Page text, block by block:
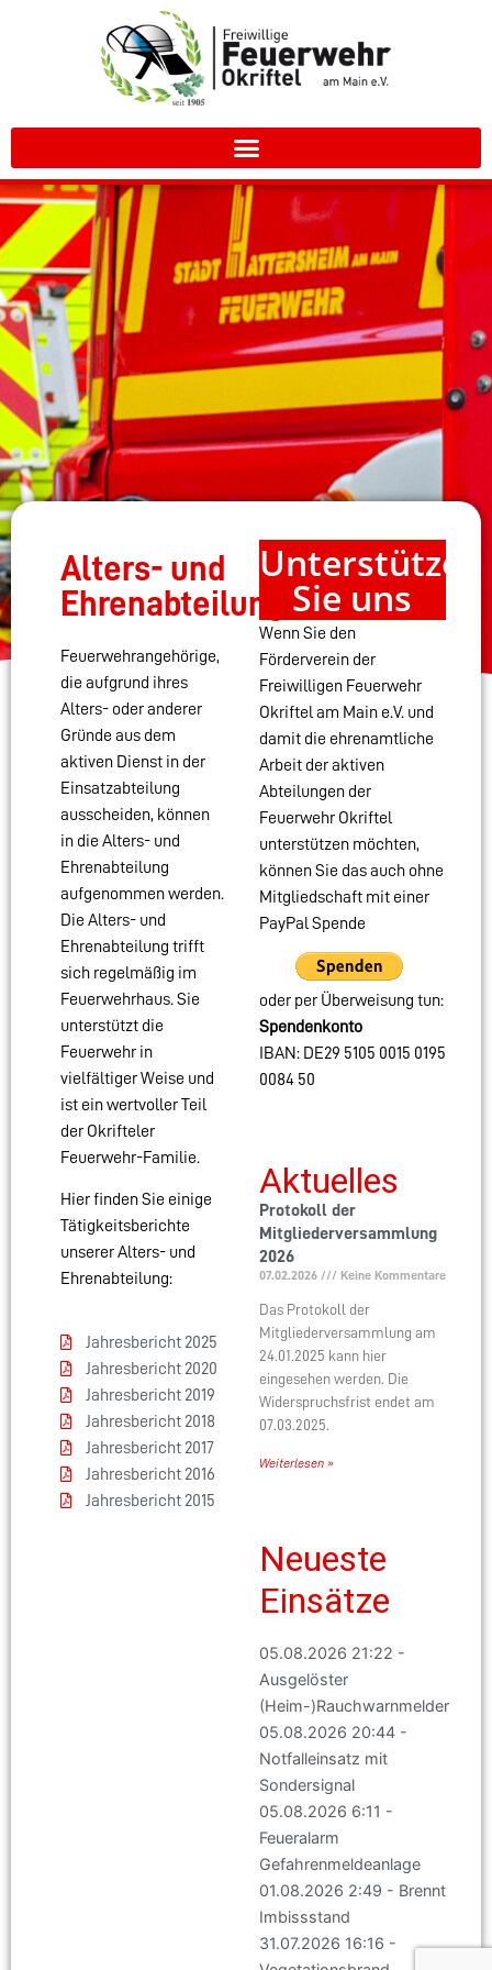
Alters- und
Ehrenabteilung
Feuerwehrangehörige,
die aufgrund ihres
Alters- oder anderer
Gründe aus dem
aktiven Dienst in der
Einsatzabteilung
ausscheiden, können
in die Alters- und
Ehrenabteilung
aufgenommen werden.
Die Alters- und
Ehrenabteilung trifft
sich regelmäßig im
Feuerwehrhaus. Sie
unterstützt die
Feuerwehr in
vielfältiger Weise und
ist ein wertvoller Teil
der Okrifteler
Feuerwehr-Familie.
Hier finden Sie einige
Tätigkeitsberichte
unserer Alters- und
Ehrenabteilung:
Jahresbericht 2025
Jahresbericht 2020
Jahresbericht 2019
Jahresbericht 2018
Jahresbericht 2017
Jahresbericht 2016
Jahresbericht 2015
Unterstützen
Sie uns
Wenn Sie den
Förderverein der
Freiwilligen Feuerwehr
Okriftel am Main e.V. und
damit die ehrenamtliche
Arbeit der aktiven
Abteilungen der
Feuerwehr Okriftel
unterstützen möchten,
können Sie das auch ohne
Mitgliedschaft mit einer
PayPal Spende
oder per Überweisung tun:
Spendenkonto
IBAN: DE29 5105 0015 0195
0084 50
Aktuelles
Protokoll der
Mitgliederversammlung
2026
07.02.2026 Keine Kommentare
Das Protokoll der
Mitgliederversammlung am
24.01.2025 kann hier
eingesehen werden. Die
Widerspruchsfrist endet am
07.03.2025.
Weiterlesen »
Neueste
Einsätze
05.08.2026 21:22 -
Ausgelöster
(Heim-)Rauchwarnmelder
05.08.2026 20:44 -
Notfalleinsatz mit
Sondersignal
05.08.2026 6:11 -
Feueralarm
Gefahrenmeldeanlage
01.08.2026 2:49 - Brennt
Imbissstand
31.07.2026 16:16 -